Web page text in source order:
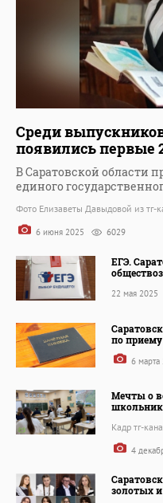
Среди
появились первые
В Саратовской области
единого
Фото Елизаветы Давыдовой из тг-
6 июня 2025 6029
ЕГЭ.
22 мая 2025
по
6 марта
Мечты о
Кадр тг-
4
золотых